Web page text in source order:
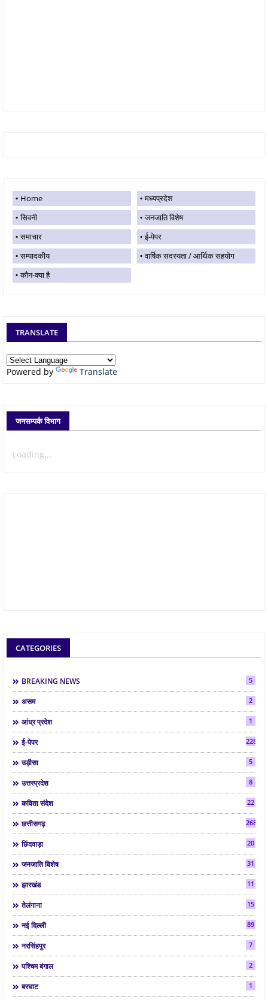
Home
मध्यप्रदेश
सिवनी
जनजाति विशेष
समाचार
ई-पेपर
सम्पादकीय
वार्षिक सदस्यता / आर्थिक सहयोग
कौन-क्या है
TRANSLATE
Powered by Translate
जनसम्पर्क विभाग
Loading...
CATEGORIES
BREAKING NEWS 5
असम 2
आंध्र प्रदेश 1
ई-पेपर 2286
उड़ीसा 5
उत्तरप्रदेश 8
कविता संदेश 22
छत्तीसगढ़ 268
छिंदवाड़ा 20
जनजाति विशेष 31
झारखंड 11
तेलंगाना 15
नई दिल्ली 89
नरसिंहपुर 7
पश्चिम बंगाल 2
बरघाट 1